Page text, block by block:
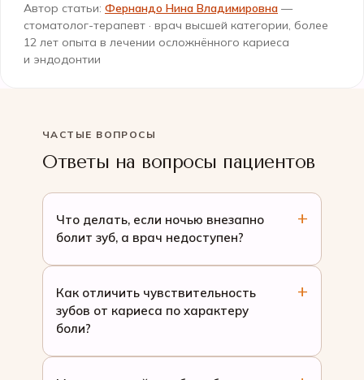
Автор статьи: Фернандо Нина Владимировна —
стоматолог-терапевт · врач высшей категории, более
12 лет опыта в лечении осложнённого кариеса
и эндодонтии
ЧАСТЫЕ ВОПРОСЫ
Ответы на вопросы пациентов
Что делать, если ночью внезапно
болит зуб, а врач недоступен?
Как отличить чувствительность
зубов от кариеса по характеру
боли?